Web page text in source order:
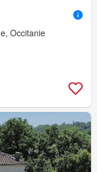
Occitanie